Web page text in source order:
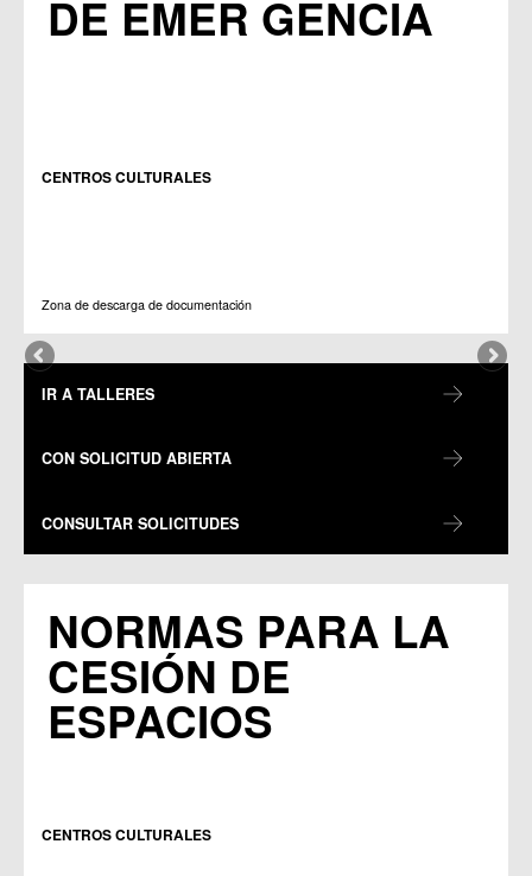
DE EMER GENCIA
CENTROS CULTURALES
Zona de descarga de documentación
IR A TALLERES
CON SOLICITUD ABIERTA
CONSULTAR SOLICITUDES
NORMAS PARA LA
CESIÓN DE
ESPACIOS
CENTROS CULTURALES